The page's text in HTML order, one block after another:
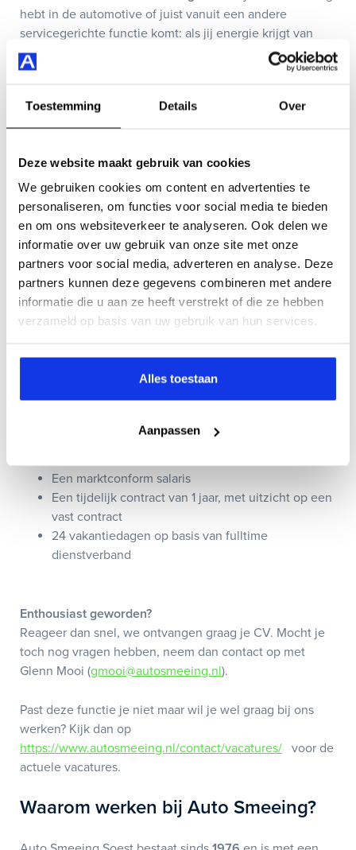
Toestemming Details Over
Deze website maakt gebruik van cookies
We gebruiken cookies om content en advertenties te
personaliseren, om functies voor social media te bieden
en om ons websiteverkeer te analyseren. Ook delen we
informatie over uw gebruik van onze site met onze
partners voor social media, adverteren en analyse. Deze
partners kunnen deze gegevens combineren met andere
informatie die u aan ze heeft verstrekt of die ze hebben
verzameld op basis van uw gebruik van hun services.
Alles toestaan
Aanpassen
hebt in de automotive of juist vanuit een andere
servicegerichte functie komt: als jij energie krijgt van
mensen helpen en blij maken, horen we graag van je.
Alle leeftijden zijn welkom.
Wat bieden wij jou?
groeiend en dynamisch bedrijf waar je werk er écht toe
doet. Je krijgt een afwisselende functie waarin geen dag
hetzelfde is en waarin je dagelijks direct contact hebt
met blije klanten.
Wij bieden jou:
Een fijne werkplek met gezellige collega’s
Een functie voor 24 tot 28 uur per week
Een kijkje in een toonaangevend mobiliteitsbedrijf
met volop doorgroeimogelijkheden
Een (elektrische) fiets van de zaak – opladen kan
Een marktconform salaris
Een tijdelijk contract van 1 jaar, met uitzicht op een
vast contract
24 vakantiedagen op basis van fulltime
dienstverband
Enthousiast geworden?
Reageer dan snel, we ontvangen graag je CV. Mocht je
toch nog vragen hebben, neem dan contact op met
Glenn Mooi (gmooi@autosmeeing.nl).
Past deze functie je niet maar wil je wel graag bij ons
werken? Kijk dan op
https://www.autosmeeing.nl/contact/vacatures/ voor de
actuele vacatures.
Waarom werken bij Auto Smeeing?